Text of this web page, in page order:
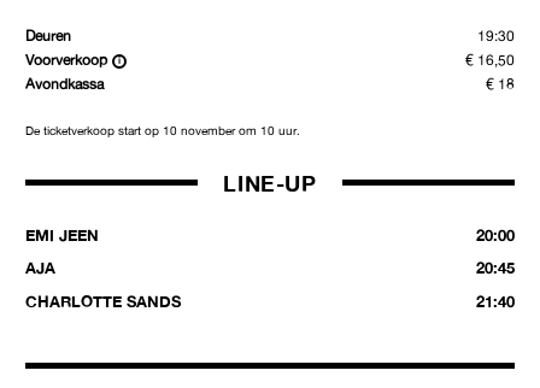
Deuren
19:30
Voorverkoop
€ 16,50
Avondkassa
€ 18
De ticketverkoop start op 10 november om 10 uur.
LINE-UP
EMI JEEN
20:00
AJA
20:45
CHARLOTTE SANDS
21:40